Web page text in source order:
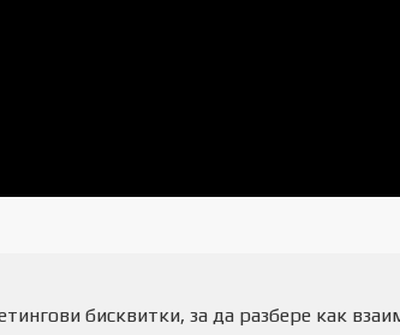
бисквитки, за да разбере как